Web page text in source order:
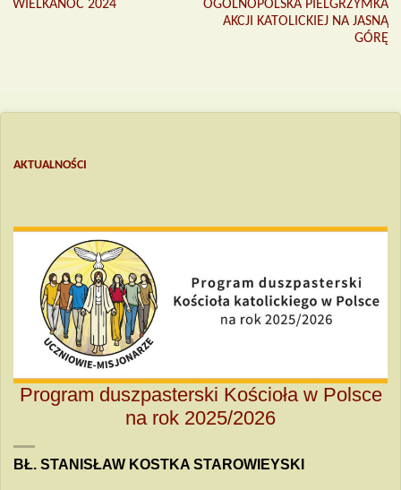
WIELKANOC 2024
OGÓLNOPOLSKA PIELGRZYMKA
AKCJI KATOLICKIEJ NA JASNĄ
GÓRĘ
AKTUALNOŚCI
Program duszpasterski Kościoła w Polsce
na rok 2025/2026
BŁ. STANISŁAW KOSTKA STAROWIEYSKI